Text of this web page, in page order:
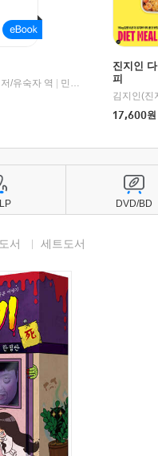
|
교보문고
/유숙자 역
민음사
진지인
피
김지인(진
17,600원
서 세트도서
DVD/BD